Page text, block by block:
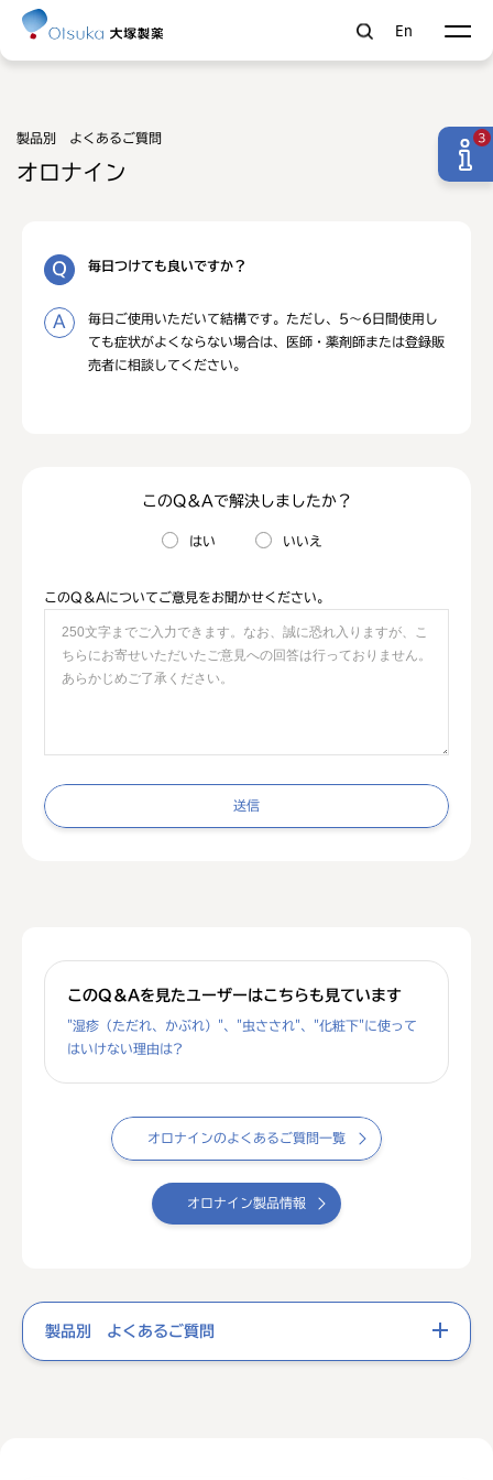
En
製品別 よくあるご質問
オロナイン
毎日つけても良いですか？
毎日ご使用いただいて結構です。ただし、5～6日間使用し
ても症状がよくならない場合は、医師・薬剤師または登録販
売者に相談してください。
このQ＆Aで解決しましたか？
はい いいえ
このQ＆Aについてご意見をお聞かせください。
送信
このQ＆Aを見たユーザーはこちらも見ています
"湿疹（ただれ、かぶれ）"、"虫さされ"、"化粧下"に使って
はいけない理由は?
オロナインのよくあるご質問一覧
オロナイン製品情報
製品別 よくあるご質問
3